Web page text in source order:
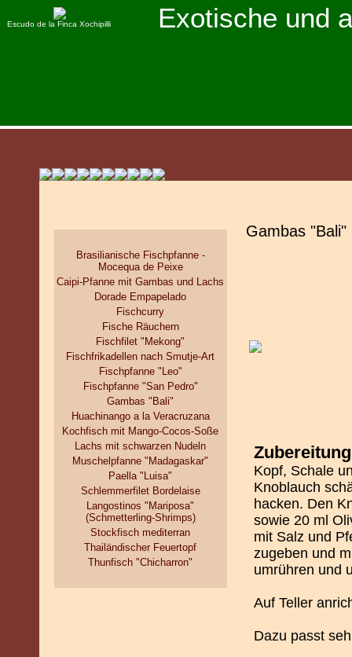
Escudo de la Finca Xochipilli Exotische und
Brasilianische Fischpfanne -
Mocequa de Peixe
Caipi-Pfanne mit Gambas und Lachs
Dorade Empapelado
Fischcurry
Fische Räuchern
Fischfilet "Mekong"
Fischfrikadellen nach Smutje-Art
Fischpfanne "Leo"
Fischpfanne "San Pedro"
Gambas "Bali"
Huachinango a la Veracruzana
Kochfisch mit Mango-Cocos-Soße
Lachs mit schwarzen Nudeln
Muschelpfanne "Madagaskar"
Paella "Luisa"
Schlemmerfilet Bordelaise
Langostinos "Mariposa"
(Schmetterling-Shrimps)
Stockfisch mediterran
Thailändischer Feuertopf
Thunfisch "Chicharron"
Gambas "Bali"
Kopf, Schale
Knoblauch
hacken. Den
sowie 20 ml
mit Salz und
zugeben und
umrühren und
Auf Teller
Dazu passt